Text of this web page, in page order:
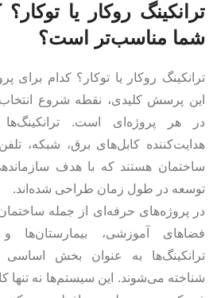
ترانکینگ روکار یا
شما مناسب‌تر است؟
ترانکینگ روکار یا توکار؟ کدام
این پرسش کلیدی، نقطه شروع
در هر پروژه‌ای است.
هدایت‌کننده کابل‌های برق، شبکه،
ساختمان هستند که با هدف
توسعه در طول زمان طراحی شده‌اند.
در پروژه‌های حرفه‌ای از جمله
فضاهای آموزشی، بیمارستان‌ها
ترانکینگ‌ها به‌ عنوان بخش
شناخته می‌شوند. این سیستم‌ها نه تنها